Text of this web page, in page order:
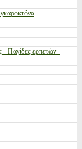
- Παγίδες ερπετών -